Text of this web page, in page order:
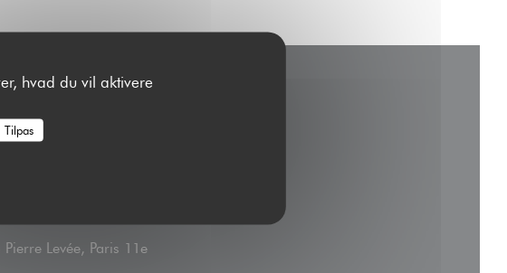
hvad du vil aktivere
Tilpas
Levée, Paris 11e